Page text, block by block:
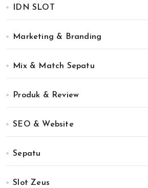
IDN SLOT
Marketing & Branding
Mix & Match Sepatu
Produk & Review
SEO & Website
Sepatu
Slot Zeus